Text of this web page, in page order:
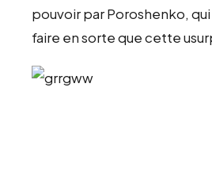
pouvoir par Poroshenko,
faire en sorte que cette